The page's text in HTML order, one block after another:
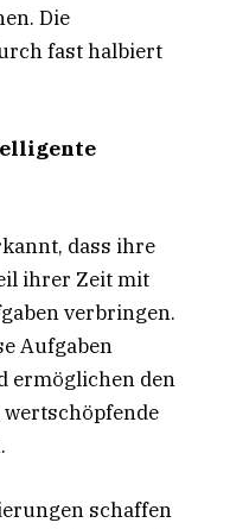
Die
fast halbiert
dass ihre
ihrer Zeit mit
verbringen.
Aufgaben
ermöglichen den
wertschöpfende
schaffen